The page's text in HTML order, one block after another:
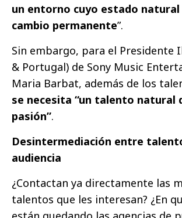
un entorno cuyo estado natural
cambio permanente”.
Sin embargo, para el Presidente
& Portugal) de Sony Music
Maria Barbat, además de los
se necesita “un talento natural
pasión”.
Desintermediación entre
audiencia
¿Contactan ya directamente las
talentos que les interesan? ¿En